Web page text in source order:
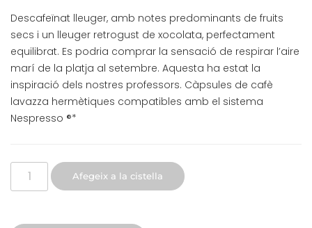
Descafeïnat lleuger, amb notes predominants de fruits
secs i un lleuger retrogust de xocolata, perfectament
equilibrat. Es podria comprar la sensació de respirar l’aire
marí de la platja al setembre. Aquesta ha estat la
inspiració dels nostres professors. Càpsules de cafè
lavazza hermètiques compatibles amb el sistema
Nespresso ®*
Afegeix a la cistella